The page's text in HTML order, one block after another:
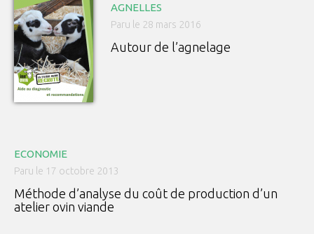
AGNELLES
Paru le 28 mars 2016
Autour de l’agnelage
ECONOMIE
Paru le 17 octobre 2013
Méthode d’analyse du coût de production d’un
atelier ovin viande